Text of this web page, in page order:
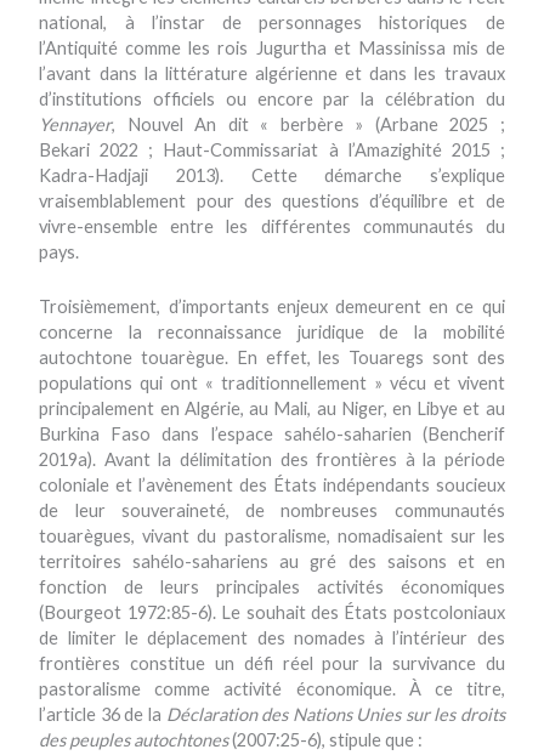
national, à l’instar de personnages historiques de
l’Antiquité comme les rois Jugurtha et Massinissa mis de
l’avant dans la littérature algérienne et dans les travaux
d’institutions officiels ou encore par la célébration du
Yennayer, Nouvel An dit « berbère » (Arbane 2025 ;
Bekari 2022 ; Haut-Commissariat à l’Amazighité 2015 ;
Kadra-Hadjaji 2013). Cette démarche s’explique
vraisemblablement pour des questions d’équilibre et de
vivre-ensemble entre les différentes communautés du
pays.
Troisièmement, d’importants enjeux demeurent en ce qui
concerne la reconnaissance juridique de la mobilité
autochtone touarègue. En effet, les Touaregs sont des
populations qui ont « traditionnellement » vécu et vivent
principalement en Algérie, au Mali, au Niger, en Libye et au
Burkina Faso dans l’espace sahélo-saharien (Bencherif
2019a). Avant la délimitation des frontières à la période
coloniale et l’avènement des États indépendants soucieux
de leur souveraineté, de nombreuses communautés
touarègues, vivant du pastoralisme, nomadisaient sur les
territoires sahélo-sahariens au gré des saisons et en
fonction de leurs principales activités économiques
(Bourgeot 1972:85-6). Le souhait des États postcoloniaux
de limiter le déplacement des nomades à l’intérieur des
frontières constitue un défi réel pour la survivance du
pastoralisme comme activité économique. À ce titre,
l’article 36 de la Déclaration des Nations Unies sur les droits
des peuples autochtones(2007:25-6), stipule que :